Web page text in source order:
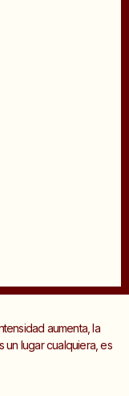
aumenta, la
un lugar cualquiera, es